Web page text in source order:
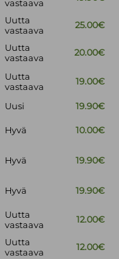
vastaava
Uutta
vastaava
25.00€
Uutta
vastaava
20.00€
Uutta
vastaava
19.00€
Uusi
19.90€
Hyvä 10.00€
Hyvä 19.90€
Hyvä 19.90€
Uutta
vastaava
12.00€
Uutta
vastaava
12.00€